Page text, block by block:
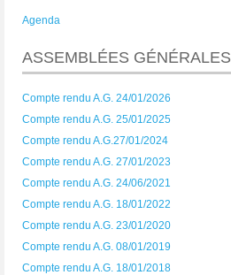
Agenda
ASSEMBLÉES GÉNÉRALES
Compte rendu A.G. 24/01/2026
Compte rendu A.G. 25/01/2025
Compte rendu A.G.27/01/2024
Compte rendu A.G. 27/01/2023
Compte rendu A.G. 24/06/2021
Compte rendu A.G. 18/01/2022
Compte rendu A.G. 23/01/2020
Compte rendu A.G. 08/01/2019
Compte rendu A.G. 18/01/2018